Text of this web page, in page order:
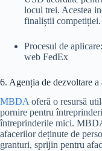
locul trei. Acestea
finaliștii competiției.
Procesul de
web FedEx
6. Agenția de dezvoltare
MBDAoferă o resursă
pornire pentru
întreprinderile mici.
afacerilor deținute de
granturi, sprijin pentru